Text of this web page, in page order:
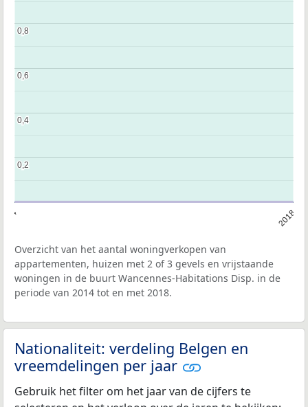
2018
0,2
0,2
0,4
0,4
0,6
0,6
0,8
0,8
Overzicht van het aantal woningverkopen van
appartementen, huizen met 2 of 3 gevels en vrijstaande
woningen in de buurt Wancennes-Habitations Disp. in de
periode van 2014 tot en met 2018.
Nationaliteit: verdeling Belgen en
vreemdelingen per jaar
Gebruik het filter om het jaar van de cijfers te